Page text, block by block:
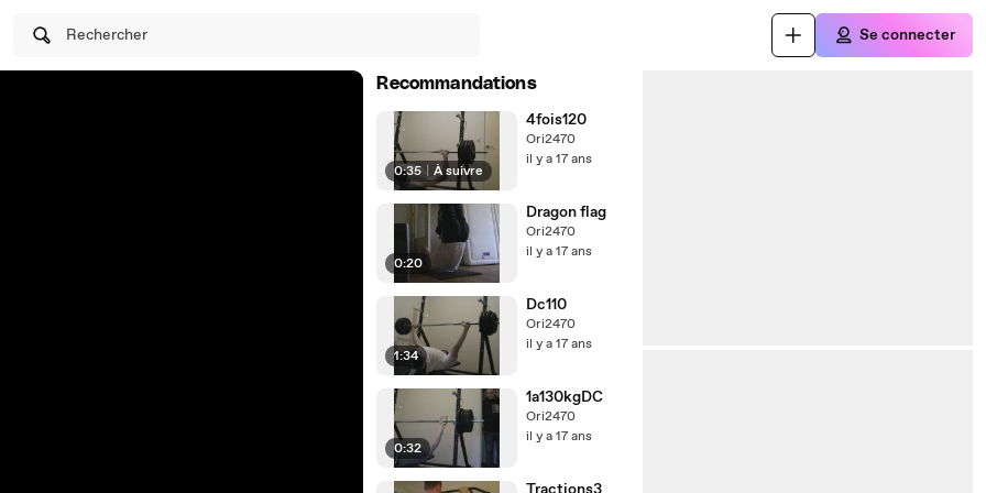
Rechercher Se connecter
Recommandations
0:35 | À suivre
4fois120
Ori2470
il y a 17 ans
0:20
Dragon flag
Ori2470
il y a 17 ans
1:34
Dc110
Ori2470
il y a 17 ans
0:32
1a130kgDC
Ori2470
il y a 17 ans